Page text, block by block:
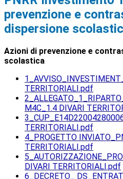
prevenzione e
dispersione
Azioni di prevenzione e
scolastica
TERRITORIALI.pdf
M4C_1.4 DIVARI
TERRITORIALI.pdf
4_PROGETTO
TERRITORIALI.pdf
DIVARI TERRITORIALI.pdf
6_DECRETO_